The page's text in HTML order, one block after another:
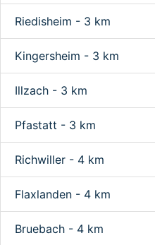
Riedisheim - 3 km
Kingersheim - 3 km
Illzach - 3 km
Pfastatt - 3 km
Richwiller - 4 km
Flaxlanden - 4 km
Bruebach - 4 km